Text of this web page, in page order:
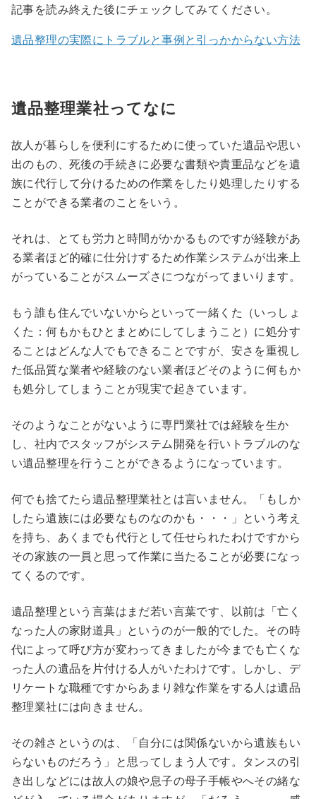
記事を読み終えた後にチェックしてみてください。
遺品整理の実際にトラブルと事例と引っかからない方法
遺品整理業社ってなに
故人が暮らしを便利にするために使っていた遺品や思い
出のもの、死後の手続きに必要な書類や貴重品などを遺
族に代行して分けるための作業をしたり処理したりする
ことができる業者のことをいう。
それは、とても労力と時間がかかるものですが経験があ
る業者ほど的確に仕分けするため作業システムが出来上
がっていることがスムーズさにつながってまいります。
もう誰も住んでいないからといって一緒くた（いっしょ
くた：何もかもひとまとめにしてしまうこと）に処分す
ることはどんな人でもできることですが、安さを重視し
た低品質な業者や経験のない業者ほどそのように何もか
も処分してしまうことが現実で起きています。
そのようなことがないように専門業社では経験を生か
し、社内でスタッフがシステム開発を行いトラブルのな
い遺品整理を行うことができるようになっています。
何でも捨てたら遺品整理業社とは言いません。「もしか
したら遺族には必要なものなのかも・・・」という考え
を持ち、あくまでも代行として任せられたわけですから
その家族の一員と思って作業に当たることが必要になっ
てくるのです。
遺品整理という言葉はまだ若い言葉です、以前は「亡く
なった人の家財道具」というのが一般的でした。その時
代によって呼び方が変わってきましたが今までも亡くな
った人の遺品を片付ける人がいたわけです。しかし、デ
リケートな職種ですからあまり雑な作業をする人は遺品
整理業社には向きません。
その雑さというのは、「自分には関係ないから遺族もい
らないものだろう」と思ってしまう人です。タンスの引
き出しなどには故人の娘や息子の母子手帳やへその緒な